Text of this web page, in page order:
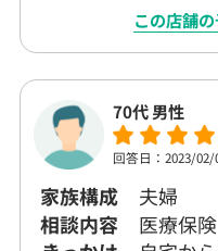
この店舗
70代 男性
回答日：2023/02/
家族構成
夫婦
相談内容
医療保険